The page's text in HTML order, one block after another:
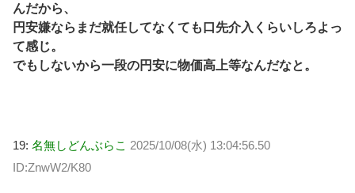
んだから、
円安嫌ならまだ就任してなくても口先介入くらいしろよっ
て感じ。
でもしないから一段の円安に物価高上等なんだなと。
19: 名無しどんぶらこ 2025/10/08(水) 13:04:56.50
ID:ZnwW2/K80